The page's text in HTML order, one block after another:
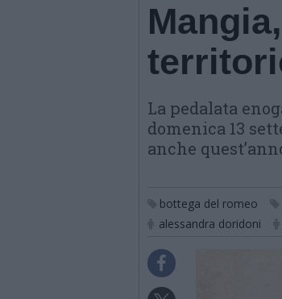
La pedalata
domenica 13
anche
bottega del romeo
alessandra doridoni